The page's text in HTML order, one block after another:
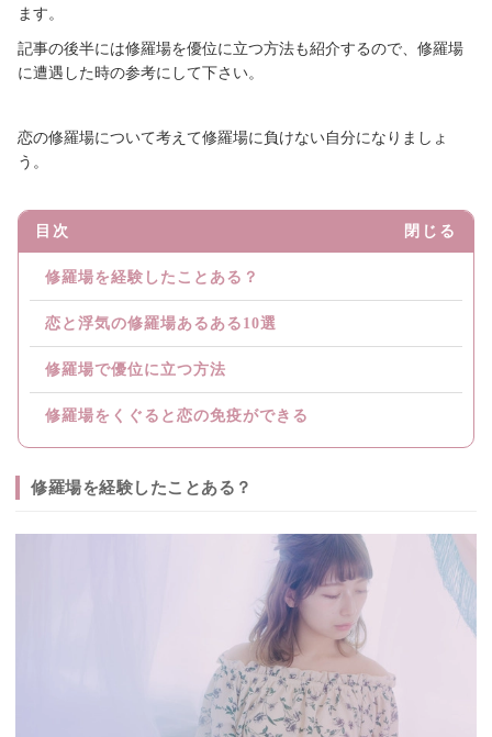
ます。
記事の後半には修羅場を優位に立つ方法も紹介するので、修羅場
に遭遇した時の参考にして下さい。
恋の修羅場について考えて修羅場に負けない自分になりましょ
う。
目次 閉じる
修羅場を経験したことある？
恋と浮気の修羅場あるある10選
修羅場で優位に立つ方法
修羅場をくぐると恋の免疫ができる
修羅場を経験したことある？